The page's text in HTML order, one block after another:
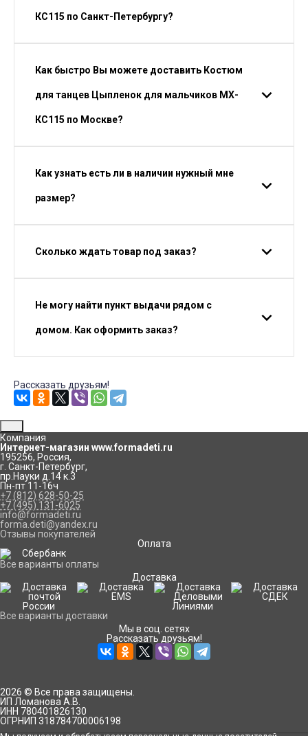
КС115 по Санкт-Петербургу?
Как быстро Вы можете доставить Костюм
для танцев Цыпленок для мальчиков МХ-
КС115 по Москве?
Как узнать есть ли в наличии нужный мне
размер?
Сколько ждать товар под заказ?
Не могу найти пункт выдачи рядом с
домом. Как оформить заказ?
Рассказать друзьям!
Компания
Интернет-магазин www.formadeti.ru
195256, Россия,
г. Санкт-Петербург,
пр.Науки д.14 к.3
Пн-пт 11-16ч
+7 (812) 628-50-25
+7 (495) 131-6025
info@formadeti.ru
forma.deti@yandex.ru
Отзывы покупателей
Оплата
Все варианты оплаты
Доставка
Все варианты доставки
Мы в соц. сетях
Рассказать друзьям!
2026 © Все права защищены.
ИП Ломанова А.В.
ИНН 780401826130
ОГРНИП 318784700006198